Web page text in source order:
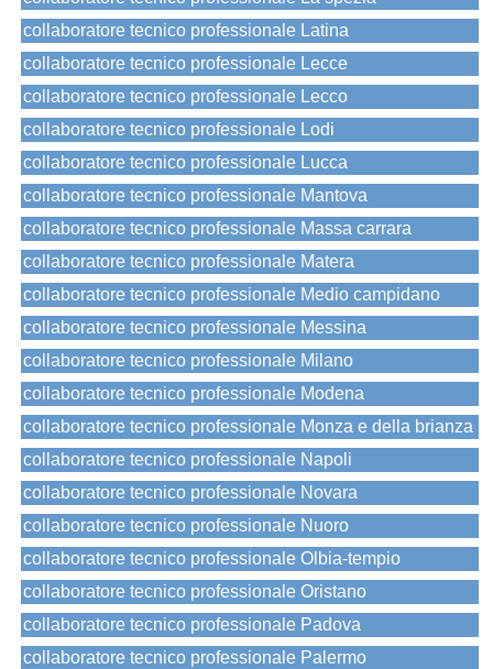
collaboratore tecnico professionale Latina
collaboratore tecnico professionale Lecce
collaboratore tecnico professionale Lecco
collaboratore tecnico professionale Lodi
collaboratore tecnico professionale Lucca
collaboratore tecnico professionale Mantova
collaboratore tecnico professionale Massa carrara
collaboratore tecnico professionale Matera
collaboratore tecnico professionale Medio campidano
collaboratore tecnico professionale Messina
collaboratore tecnico professionale Milano
collaboratore tecnico professionale Modena
collaboratore tecnico professionale Monza e della brianza
collaboratore tecnico professionale Napoli
collaboratore tecnico professionale Novara
collaboratore tecnico professionale Nuoro
collaboratore tecnico professionale Olbia-tempio
collaboratore tecnico professionale Oristano
collaboratore tecnico professionale Padova
collaboratore tecnico professionale Palermo